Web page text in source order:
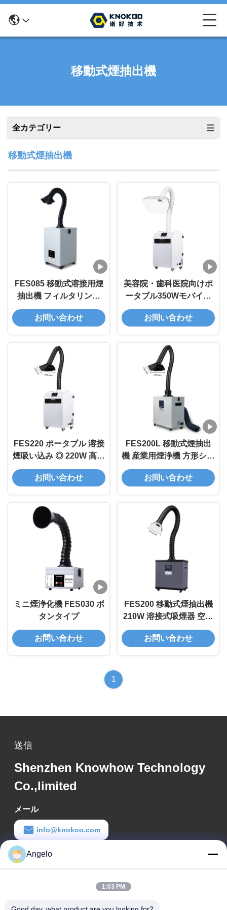
移動式煙抽出機
全カテゴリー
移動式煙抽出機
FES085 移動式溶接用煙
抽出機 フィルタリング
99.9% 85W 電力
200m3/h 空気容量 小規模
お問い合わせ
美容院・歯科医院向けポ
ータブル350Wモバイル
ヒュームエクストラクタ
ー（HEPAフィルター付
お問い合わせ
FES220 ポータブル 溶接
煙吸い込み ◎ 220W 高電
力 溶接ステーションや精
密電子修理に適していま
お問い合わせ
FES200L 移動式煙抽出
機 産業用煙浄機 方形シリ
コンカバー
お問い合わせ
ミニ煙浄化機 FES030 ボ
タンタイプ
お問い合わせ
FES200 移動式煙抽出機
210W 溶接式吸煙器 空間
節約
お問い合わせ
1
送信
Shenzhen Knowhow Technology
Co.,limited
メール
info@knokoo.com
労働時間
08:00-18:00
Angelo
1:03 PM